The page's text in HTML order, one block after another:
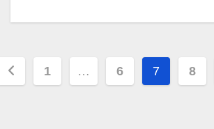
1 … 6 7 8